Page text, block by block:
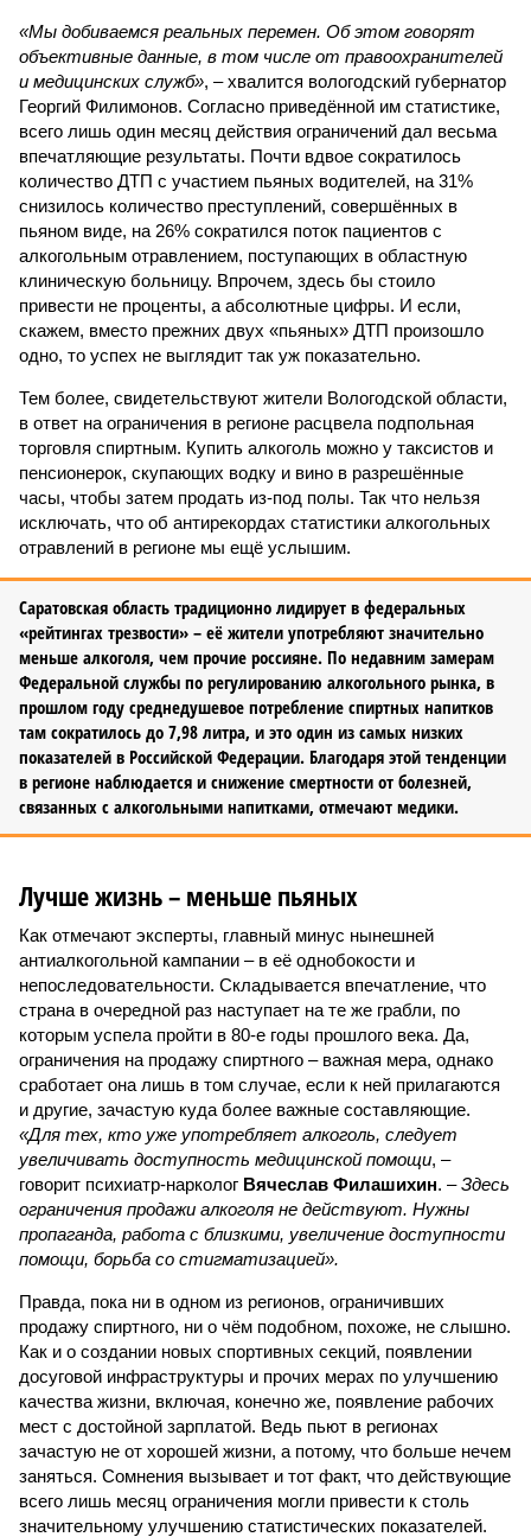
«Мы добиваемся реальных перемен. Об этом говорят
объективные данные, в том числе от правоохранителей
и медицинских служб», – хвалится вологодский губернатор
Георгий Филимонов. Согласно приведённой им статистике,
всего лишь один месяц действия ограничений дал весьма
впечатляющие результаты. Почти вдвое сократилось
количество ДТП с участием пьяных водителей, на 31%
снизилось количество преступлений, совершённых в
пьяном виде, на 26% сократился поток пациентов с
алкогольным отравлением, поступающих в областную
клиническую больницу. Впрочем, здесь бы стоило
привести не проценты, а абсолютные цифры. И если,
скажем, вместо прежних двух «пьяных» ДТП произошло
одно, то успех не выглядит так уж показательно.
Тем более, свидетельствуют жители Вологодской области,
в ответ на ограничения в регионе расцвела подпольная
торговля спиртным. Купить алкоголь можно у таксистов и
пенсионерок, скупающих водку и вино в разрешённые
часы, чтобы затем продать из-под полы. Так что нельзя
исключать, что об антирекордах статистики алкогольных
отравлений в регионе мы ещё услышим.
Саратовская область традиционно лидирует в федеральных
«рейтингах трезвости» – её жители употребляют значительно
меньше алкоголя, чем прочие россияне. По недавним замерам
Федеральной службы по регулированию алкогольного рынка, в
прошлом году среднедушевое потребление спиртных напитков
там сократилось до 7,98 литра, и это один из самых низких
показателей в Российской Федерации. Благодаря этой тенденции
в регионе наблюдается и снижение смертности от болезней,
связанных с алкогольными напитками, отмечают медики.
Лучше жизнь – меньше пьяных
Как отмечают эксперты, главный минус нынешней
антиалкогольной кампании – в её однобокости и
непоследовательности. Складывается впечатление, что
страна в очередной раз наступает на те же грабли, по
которым успела пройти в 80-е годы прошлого века. Да,
ограничения на продажу спиртного – важная мера, однако
сработает она лишь в том случае, если к ней прилагаются
и другие, зачастую куда более важные составляющие.
«Для тех, кто уже употребляет алкоголь, следует
увеличивать доступность медицинской помощи, –
говорит психиатр-нарколог Вячеслав Филашихин. –Здесь
ограничения продажи алкоголя не действуют. Нужны
пропаганда, работа с близкими, увеличение доступности
помощи, борьба со стигматизацией».
Правда, пока ни в одном из регионов, ограничивших
продажу спиртного, ни о чём подобном, похоже, не слышно.
Как и о создании новых спортивных секций, появлении
досуговой инфраструктуры и прочих мерах по улучшению
качества жизни, включая, конечно же, появление рабочих
мест с достойной зарплатой. Ведь пьют в регионах
зачастую не от хорошей жизни, а потому, что больше нечем
заняться. Сомнения вызывает и тот факт, что действующие
всего лишь месяц ограничения могли привести к столь
значительному улучшению статистических показателей.